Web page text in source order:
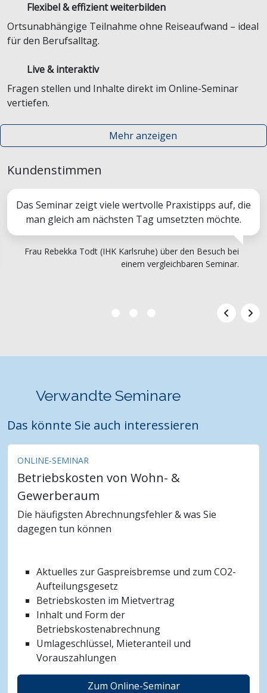
Flexibel & effizient weiterbilden
Ortsunabhängige Teilnahme ohne Reiseaufwand – ideal
für den Berufsalltag.
Live & interaktiv
Fragen stellen und Inhalte direkt im Online-Seminar
vertiefen.
Mehr anzeigen
Kundenstimmen
Das Seminar zeigt viele wertvolle Praxistipps auf, die
man gleich am nächsten Tag umsetzten möchte.
Frau Rebekka Todt (IHK Karlsruhe) über den Besuch bei
einem vergleichbaren Seminar.
Verwandte Seminare
Das könnte Sie auch interessieren
ONLINE-SEMINAR
Betriebskosten von Wohn- &
Gewerberaum
Die häufigsten Abrechnungsfehler & was Sie
dagegen tun können
Aktuelles zur Gaspreisbremse und zum CO2-
Aufteilungsgesetz
Betriebskosten im Mietvertrag
Inhalt und Form der
Betriebskostenabrechnung
Umlageschlüssel, Mieteranteil und
Vorauszahlungen
Zum Online-Seminar